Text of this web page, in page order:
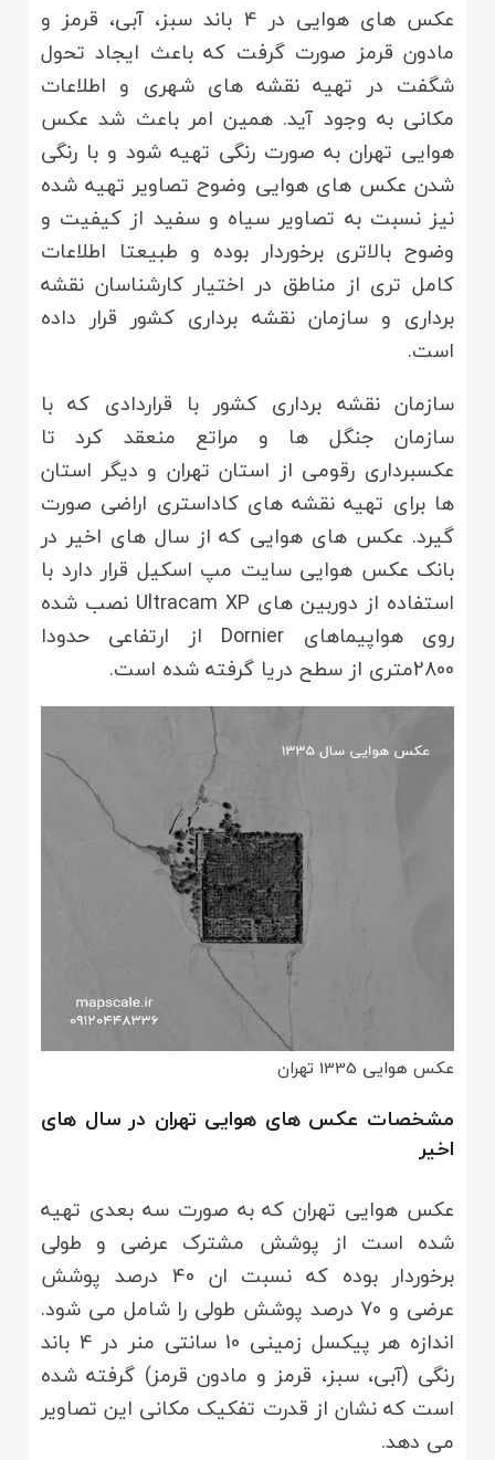
عکس های هوایی در 4 باند سبز، آبی، قرمز و
مادون قرمز صورت گرفت که باعث ایجاد تحول
شگفت در تهیه نقشه های شهری و اطلاعات
مکانی به وجود آید. همین امر باعث شد عکس
هوایی تهران به صورت رنگی تهیه شود و با رنگی
شدن عکس های هوایی وضوح تصاویر تهیه شده
نیز نسبت به تصاویر سیاه و سفید از کیفیت و
وضوح بالاتری برخوردار بوده و طبیعتا اطلاعات
کامل تری از مناطق در اختیار کارشناسان نقشه
برداری و سازمان نقشه برداری کشور قرار داده
است.
سازمان نقشه برداری کشور با قراردادی که با
سازمان جنگل ها و مراتع منعقد کرد تا
عکسبرداری رقومی از استان تهران و دیگر استان
ها برای تهیه نقشه های کاداستری اراضی صورت
گیرد. عکس های هوایی که از سال های اخیر در
بانک عکس هوایی سایت مپ اسکیل قرار دارد با
استفاده از دوربین های Ultracam XP نصب شده
روی هواپیماهای Dornier از ارتفاعی حدودا
2800متری از سطح دریا گرفته شده است.
عکس هوایی 1335 تهران
مشخصات عکس های هوایی تهران در سال های
اخیر
عکس هوایی تهران که به صورت سه بعدی تهیه
شده است از پوشش مشترک عرضی و طولی
برخوردار بوده که نسبت ان 40 درصد پوشش
عرضی و 70 درصد پوشش طولی را شامل می شود.
اندازه هر پیکسل زمینی 10 سانتی منر در 4 باند
رنگی (آبی، سبز، قرمز و مادون قرمز) گرفته شده
است که نشان از قدرت تفکیک مکانی این تصاویر
می دهد.